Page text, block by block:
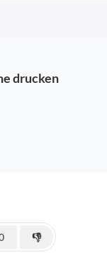
drucken
👎